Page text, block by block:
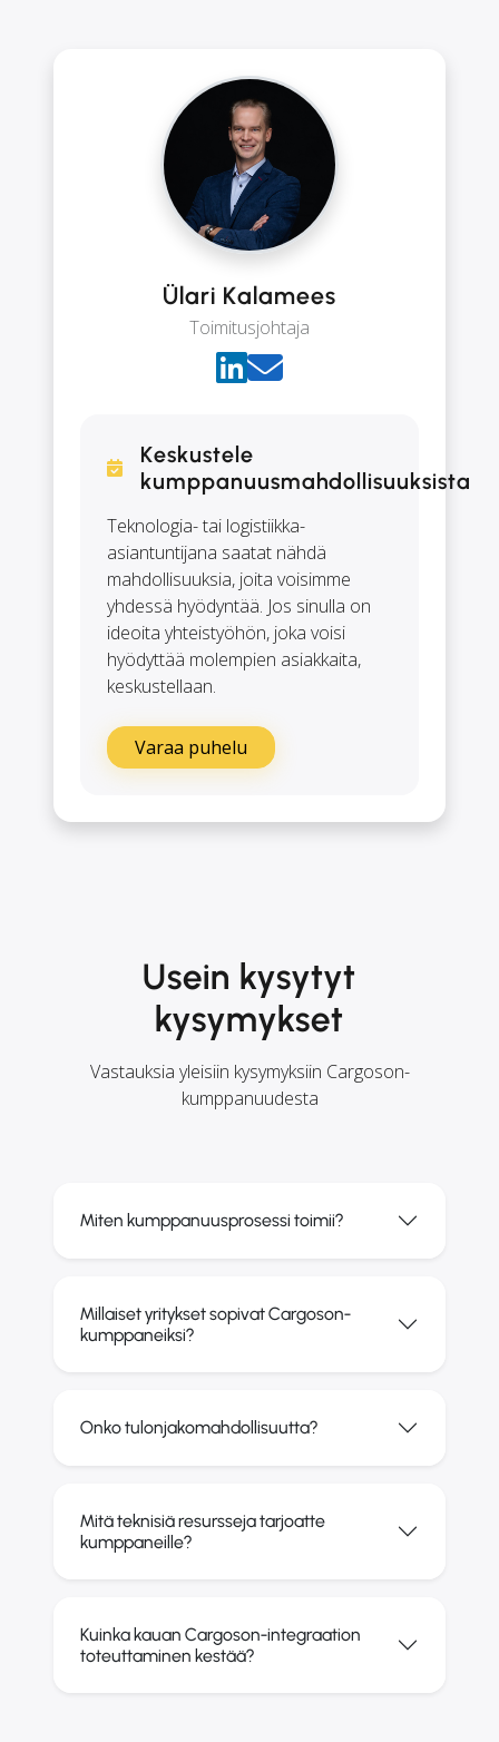
Ülari Kalamees
Toimitusjohtaja
Keskustele
kumppanuusmahdollisuuksista
Teknologia- tai logistiikka-
asiantuntijana saatat nähdä
mahdollisuuksia, joita voisimme
yhdessä hyödyntää. Jos sinulla on
ideoita yhteistyöhön, joka voisi
hyödyttää molempien asiakkaita,
keskustellaan.
Varaa puhelu
Usein kysytyt
kysymykset
Vastauksia yleisiin kysymyksiin Cargoson-
kumppanuudesta
Miten kumppanuusprosessi toimii?
Millaiset yritykset sopivat Cargoson-
kumppaneiksi?
Onko tulonjakomahdollisuutta?
Mitä teknisiä resursseja tarjoatte
kumppaneille?
Kuinka kauan Cargoson-integraation
toteuttaminen kestää?